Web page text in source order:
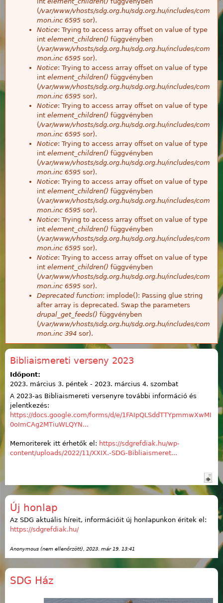
(/var/www/vhosts/sdg.org.hu/sdg.org.hu/includes/com
mon.inc 6595 sor).
Notice: Trying to access array offset on value of type
int element_children() függvényben
(/var/www/vhosts/sdg.org.hu/sdg.org.hu/includes/com
mon.inc 6595 sor).
Notice: Trying to access array offset on value of type
int element_children() függvényben
(/var/www/vhosts/sdg.org.hu/sdg.org.hu/includes/com
mon.inc 6595 sor).
Notice: Trying to access array offset on value of type
int element_children() függvényben
(/var/www/vhosts/sdg.org.hu/sdg.org.hu/includes/com
mon.inc 6595 sor).
Notice: Trying to access array offset on value of type
int element_children() függvényben
(/var/www/vhosts/sdg.org.hu/sdg.org.hu/includes/com
mon.inc 6595 sor).
Notice: Trying to access array offset on value of type
int element_children() függvényben
(/var/www/vhosts/sdg.org.hu/sdg.org.hu/includes/com
mon.inc 6595 sor).
Notice: Trying to access array offset on value of type
int element_children() függvényben
(/var/www/vhosts/sdg.org.hu/sdg.org.hu/includes/com
mon.inc 6595 sor).
Notice: Trying to access array offset on value of type
int element_children() függvényben
(/var/www/vhosts/sdg.org.hu/sdg.org.hu/includes/com
mon.inc 6595 sor).
Deprecated function: implode(): Passing glue string
after array is deprecated. Swap the parameters
drupal_get_feeds() függvényben
(/var/www/vhosts/sdg.org.hu/sdg.org.hu/includes/com
mon.inc 394 sor).
Bibliaismereti verseny 2023
Időpont:
2023. március 3. péntek - 2023. március 4. szombat
A 2023-as Bibliaismereti versenyre további információ és
jelentkezés:
https://docs.google.com/forms/d/e/1FAIpQLSddTTYpmmwXwMI
0oImCAg2MTiuWLQYN...
Memoriterek itt érhetők el: https://sdgrefdiak.hu/wp-
content/uploads/2022/11/XXIX.-SDG-Bibliaismeret...
Új honlap
Az SDG aktuális híreit, információit új honlapunkon éritek el:
https://sdgrefdiak.hu/
Anonymous (nem ellenőrzött), 2023. már 19. 13:41
SDG Ház